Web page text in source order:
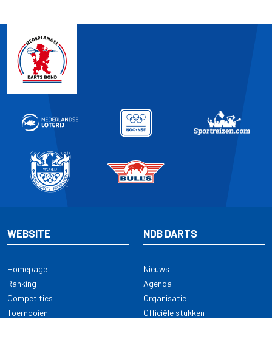
WEBSITE
Homepage
Ranking
Competities
Toernooien
NDB DARTS
Nieuws
Agenda
Organisatie
Officiële stukken